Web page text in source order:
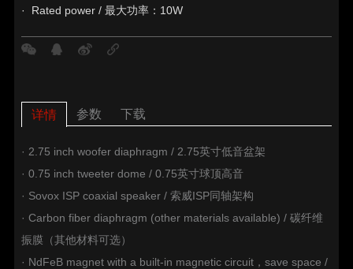
· Rated power / 最大功率：10W
详情 参数 下载
· 2.75 inch woofer diaphragm / 2.75英寸低音盆架
· 0.75 inch tweeter dome / 0.75英寸球顶高音
· Sovox ISP coaxial speaker / 索威ISP同轴架构
· Carbon fiber diaphragm (other materials available) / 碳纤维
振膜（其他材料可选）
· NdFeB magnet with a built-in magnetic circuit，save space /